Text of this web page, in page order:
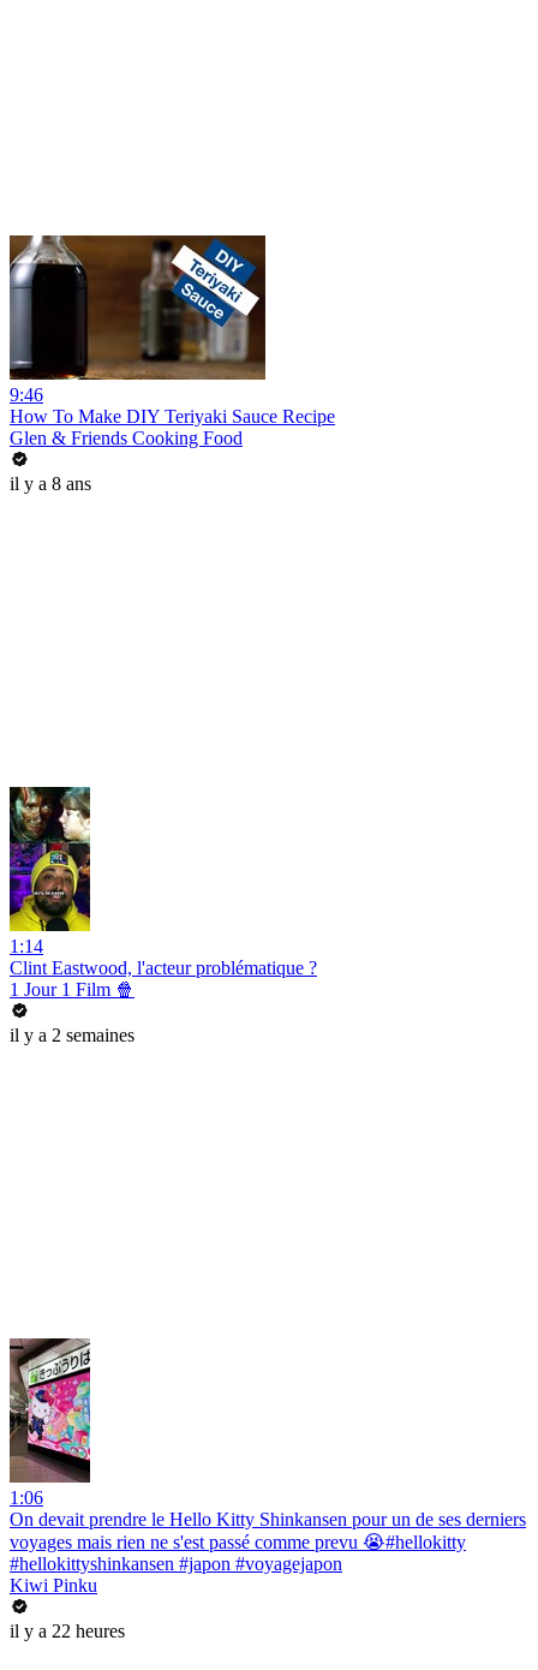
9:46
How To Make DIY Teriyaki Sauce Recipe
Glen & Friends Cooking Food
il y a 8 ans
1:14
Clint Eastwood, l'acteur problématique ?
1 Jour 1 Film 🍿
il y a 2 semaines
1:06
On devait prendre le Hello Kitty Shinkansen pour un de ses derniers
voyages mais rien ne s'est passé comme prevu 😭#hellokitty
#hellokittyshinkansen #japon #voyagejapon
Kiwi Pinku
il y a 22 heures